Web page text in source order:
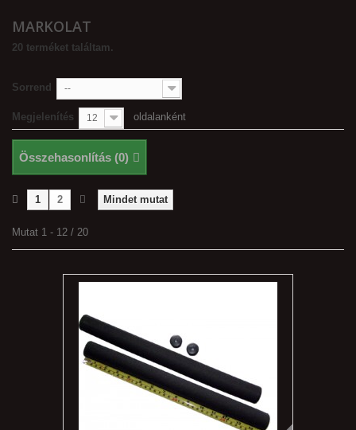
MARKOLAT
20 terméket találtam.
Sorrend --
Megjelenítés 12 oldalanként
Összehasonlítás (0)
Mindet mutat
1 2
Mutat 1 - 12 / 20